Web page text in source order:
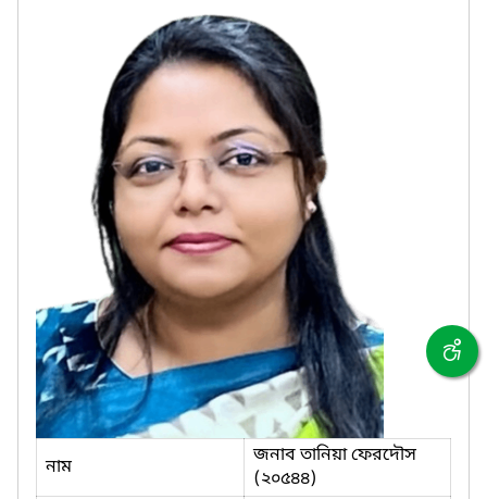
নাম
জনাব তানিয়া ফেরদৌস
(২০৫৪৪)